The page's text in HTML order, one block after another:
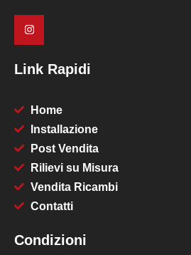
Link Rapidi
Home
Installazione
Post Vendita
Rilievi su Misura
Vendita Ricambi
Contatti
Condizioni